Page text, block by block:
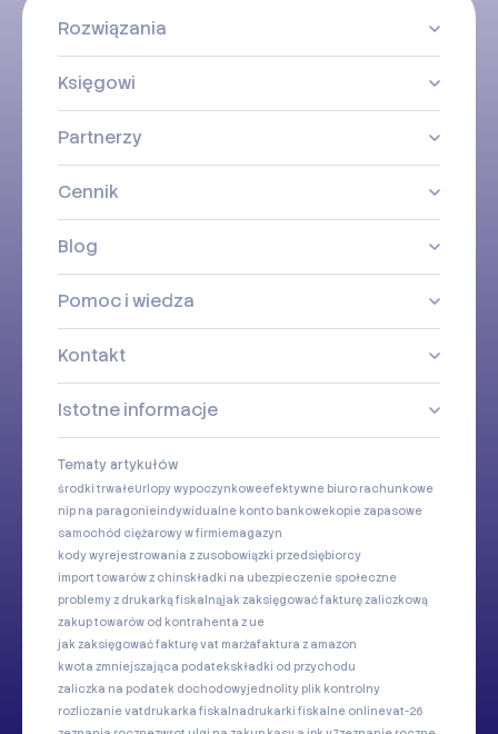
Rozwiązania
Księgowi
Partnerzy
Cennik
Blog
Pomoc i wiedza
Kontakt
Istotne informacje
Tematy artykułów
środki trwałeUrlopy wypoczynkoweefektywne biuro rachunkowe
nip na paragonieindywidualne konto bankowekopie zapasowe
samochód ciężarowy w firmiemagazyn
kody wyrejestrowania z zusobowiązki przedsiębiorcy
import towarów z chinskładki na ubezpieczenie społeczne
problemy z drukarką fiskalnąjak zaksięgować fakturę zaliczkową
zakup towarów od kontrahenta z ue
jak zaksięgować fakturę vat marżafaktura z amazon
kwota zmniejszająca podatekskładki od przychodu
zaliczka na podatek dochodowyjednolity plik kontrolny
rozliczanie vatdrukarka fiskalnadrukarki fiskalne onlinevat-26